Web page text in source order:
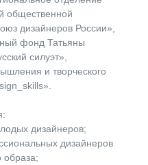
общественной
дизайнеров России»,
фонд Татьяны
силуэт»,
и творческого
дизайнеров;
дизайнеров
образа;